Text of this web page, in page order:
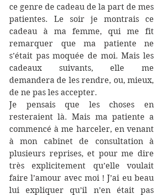
ce genre de cadeau de la part de mes
patientes. Le soir je montrais ce
cadeau à ma femme, qui me fit
remarquer que ma patiente ne
s’était pas moquée de moi. Mais les
cadeaux suivants, elle me
demandera de les rendre, ou, mieux,
de ne pas les accepter.
Je pensais que les choses en
resteraient là. Mais ma patiente a
commencé à me harceler, en venant
à mon cabinet de consultation à
plusieurs reprises, et pour me dire
très explicitement qu’elle voulait
faire l’amour avec moi ! J’ai eu beau
lui expliquer qu’il n’en était pas